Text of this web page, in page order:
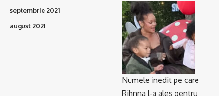
septembrie 2021
august 2021
Numele inedit pe care
Rihnna l-a ales pentru